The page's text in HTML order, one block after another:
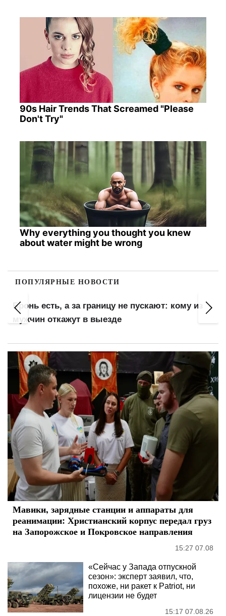
90s Hair Trends That Screamed "Please
Don't Try"
Why everything you thought you knew
about water might be wrong
ПОПУЛЯРНЫЕ НОВОСТИ
Штраф до 100 000 грн за замену газового
оборудования: что проверяют газовщики
Мавики, зарядные станции и аппараты для
реанимации: Христианский корпус передал груз
на Запорожское и Покровское направления
15:27 07.08
«Сейчас у Запада отпускной
сезон»: эксперт заявил, что,
похоже, ни ракет к Patriot, ни
лицензии не будет
15:17 07.08.26